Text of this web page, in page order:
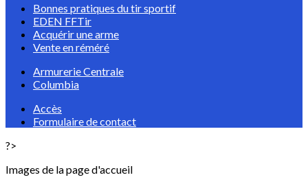
Bonnes pratiques du tir sportif
EDEN FFTir
Acquérir une arme
Vente en réméré
Armurerie Centrale
Columbia
Accès
Formulaire de contact
?>
Images de la page d'accueil